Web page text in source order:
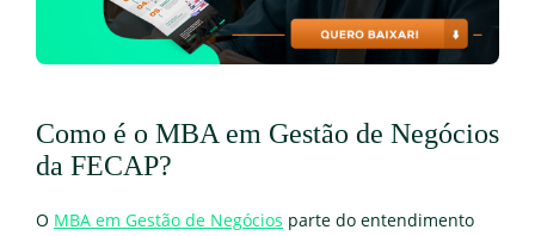
Como é o MBA em Gestão de Negócios
da FECAP?
O MBA em Gestão de Negócios parte do entendimento